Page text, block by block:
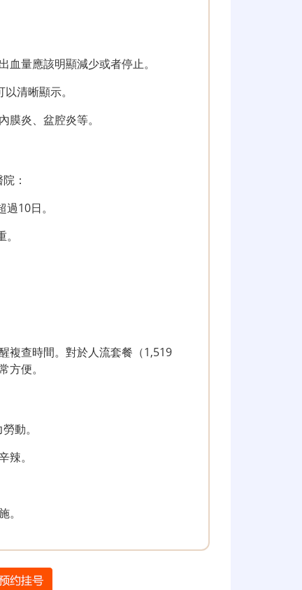
量應該明顯減少或者停止。
清晰顯示。
炎、盆腔炎等。
：
10日。
複查時間。對於人流套餐（1,519
便。
動。
。